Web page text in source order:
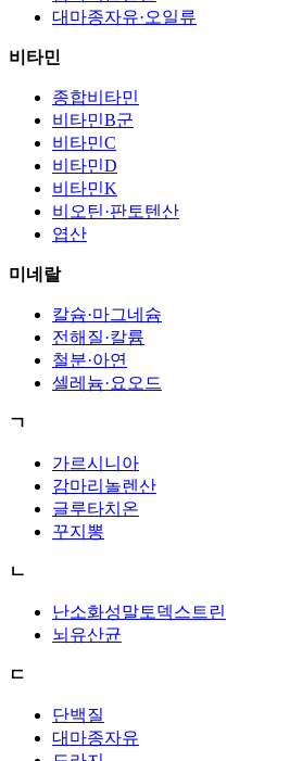
대마종자유·오일류
비타민
종합비타민
비타민B군
비타민C
비타민D
비타민K
비오틴·판토텐산
엽산
미네랄
칼슘·마그네슘
전해질·칼륨
철분·아연
셀레늄·요오드
ㄱ
가르시니아
감마리놀렌산
글루타치온
꾸지뽕
ㄴ
난소화성말토덱스트린
뇌유산균
ㄷ
단백질
대마종자유